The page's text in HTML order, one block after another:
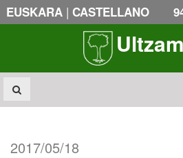
EUSKARA | CASTELLANO
2017/05/18